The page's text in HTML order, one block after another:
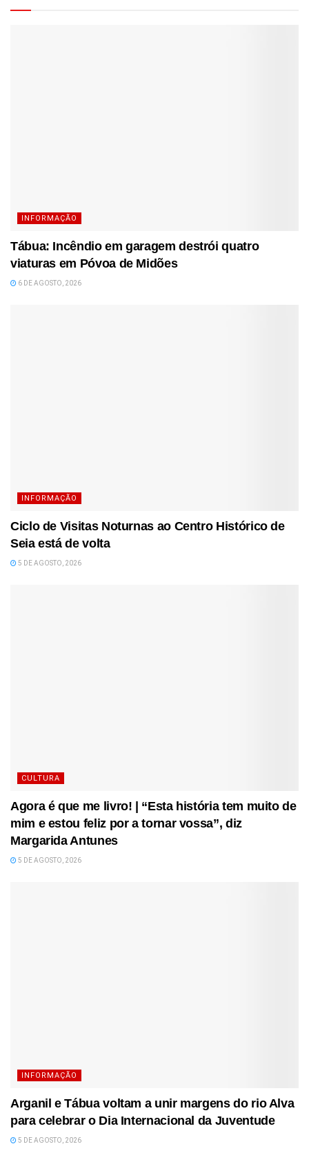
INFORMAÇÃO
Tábua: Incêndio em garagem destrói quatro
viaturas em Póvoa de Midões
6 DE AGOSTO, 2026
INFORMAÇÃO
Ciclo de Visitas Noturnas ao Centro Histórico de
Seia está de volta
5 DE AGOSTO, 2026
CULTURA
Agora é que me livro! | “Esta história tem muito de
mim e estou feliz por a tornar vossa”, diz
Margarida Antunes
5 DE AGOSTO, 2026
INFORMAÇÃO
Arganil e Tábua voltam a unir margens do rio Alva
para celebrar o Dia Internacional da Juventude
5 DE AGOSTO, 2026